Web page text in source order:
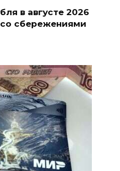
в августе 2026
со сбережениями